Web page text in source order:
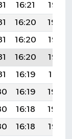
16:21
19:35
16:20
19:34
16:20
19:33
16:20
19:32
16:19
19:31
16:19
19:30
16:18
19:29
16:18
19:28